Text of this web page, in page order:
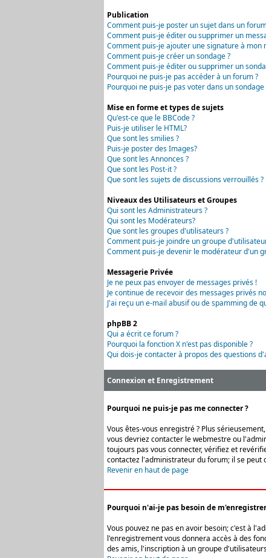
Publication
Comment puis-je poster un sujet dans un
Comment puis-je éditer ou supprimer un
Comment puis-je ajouter une signature à mon
Comment puis-je créer un sondage ?
Comment puis-je éditer ou supprimer un
Pourquoi ne puis-je pas accéder à un forum ?
Pourquoi ne puis-je pas voter dans un sondage
Mise en forme et types de sujets
Qu'est-ce que le BBCode ?
Puis-je utiliser le HTML?
Que sont les smilies ?
Puis-je poster des Images?
Que sont les Annonces ?
Que sont les Post-it ?
Que sont les sujets de discussions verrouillés ?
Niveaux des Utilisateurs et Groupes
Qui sont les Administrateurs ?
Qui sont les Modérateurs?
Que sont les groupes d'utilisateurs ?
Comment puis-je joindre un groupe
Comment puis-je devenir le modérateur d'un
Messagerie Privée
Je ne peux pas envoyer de messages privés !
Je continue de recevoir des messages privés
J'ai reçu un e-mail abusif ou de spamming de
phpBB 2
Qui a écrit ce forum ?
Pourquoi la fonction X n'est pas disponible ?
Qui dois-je contacter à propos des questions
Connexion et Enregistrement
Pourquoi ne puis-je pas me connecter ?
Vous êtes-vous enregistré ? Plus
vous devriez contacter le webmestre ou
toujours pas vous connecter, vérifiez et
contactez l'administrateur du forum; il se peut
Revenir en haut de page
Pourquoi n'ai-je pas besoin de
Vous pouvez ne pas en avoir besoin; c'est à
l'enregistrement vous donnera accès à des
des amis, l'inscription à un groupe